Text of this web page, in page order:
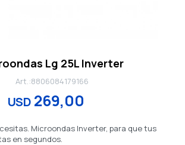
Lg 25L Inverter
8806084179166
USD 269,00
Microondas Inverter, para que tus
en segundos.